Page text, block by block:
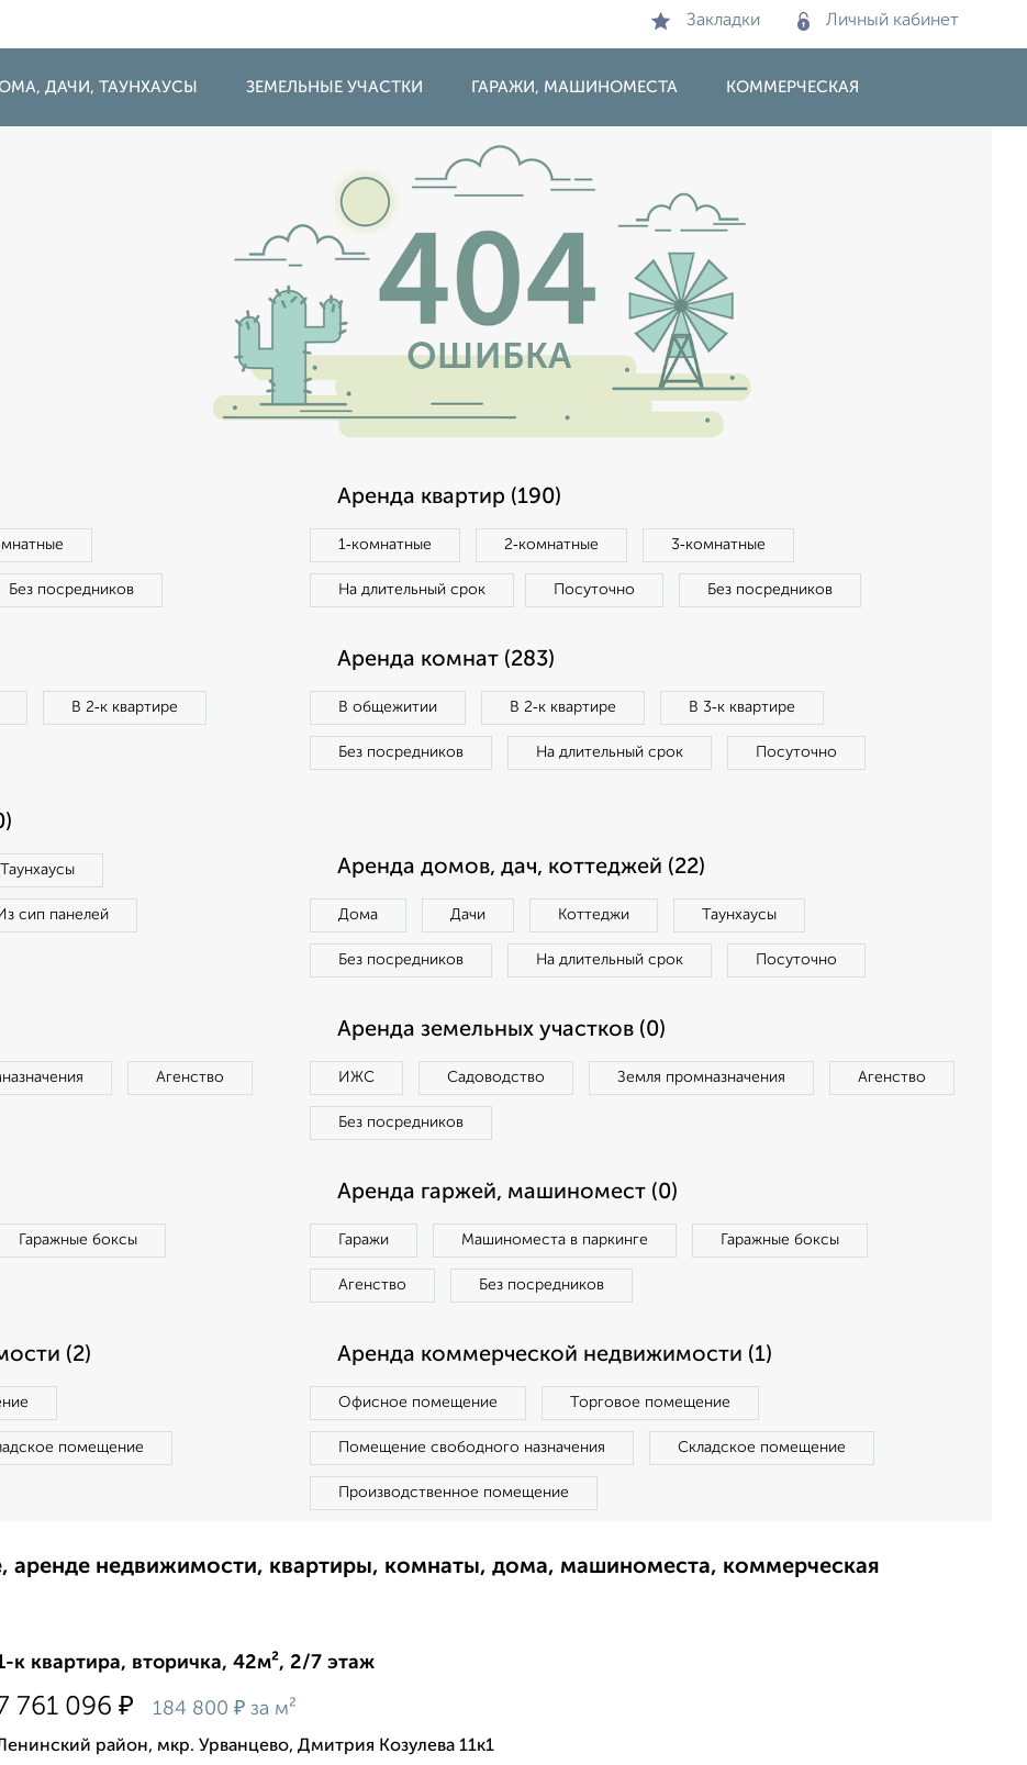
Закладки Личный кабинет
ДАЧИ, ТАУНХАУСЫ ЗЕМЕЛЬНЫЕ УЧАСТКИ ГАРАЖИ, МАШИНОМЕСТА КОММЕРЧЕСКАЯ
Без посредников
Аренда квартир (190)
1‑комнатные 2‑комнатные 3‑комнатные
На длительный срок Посуточно Без посредников
В 2‑к квартире
Аренда комнат (283)
В общежитии В 2‑к квартире В 3‑к квартире
Без посредников На длительный срок Посуточно
Таунхаусы
сип панелей
Аренда домов, дач, коттеджей (22)
Дома Дачи Коттеджи Таунхаусы
Без посредников На длительный срок Посуточно
Агенство
Аренда земельных участков (0)
ИЖС Садоводство Земля промназначения Агенство
Без посредников
Гаражные боксы
Аренда гаржей, машиномест (0)
Гаражи Машиноместа в паркинге Гаражные боксы
Агенство Без посредников
(2)
помещение
Аренда коммерческой недвижимости (1)
Офисное помещение Торговое помещение
Помещение свободного назначения Складское помещение
Производственное помещение
аренде недвижимости, квартиры, комнаты, дома, машиноместа, коммерческая
к квартира, вторичка, 42м², 2/7 этаж
761 096 ₽ 184 800 ₽ за м²
район, мкр. Урванцево, Дмитрия Козулева 11к1